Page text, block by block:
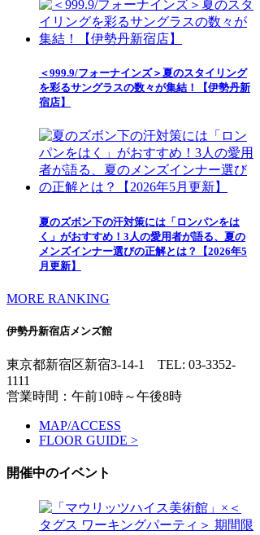
＜999.9/フォーナインズ＞夏のスタイリング
を彩るサングラスの数々が集結！【伊勢丹新
宿店】
夏のズボン下の汗対策には「ロンパンをは
く」がおすすめ！3人の愛用者が語る、夏の
メンズインナー選びの正解とは？【2026年5
月更新】
MORE RANKING
伊勢丹新宿店メンズ館
東京都新宿区新宿3-14-1 TEL: 03-3352-
1111
営業時間：午前10時～午後8時
MAP/ACCESS
FLOOR GUIDE >
開催中のイベント